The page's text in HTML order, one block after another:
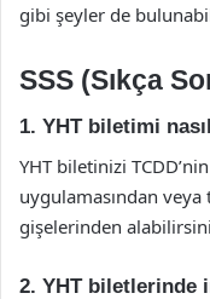
gibi şeyler de
SSS (Sıkça
1. YHT biletimi
YHT biletinizi
uygulamasından
gişelerinden
2. YHT biletlerinde